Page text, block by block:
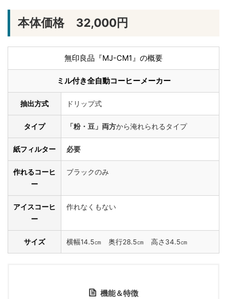
本体価格 32,000円
無印良品『MJ-CM1』の概要
ミル付き全自動コーヒーメーカー
抽出方式 ドリップ式
タイプ 「粉・豆」両方から淹れられるタイプ
紙フィルター 必要
作れるコーヒ
ー
ブラックのみ
アイスコーヒ
ー
作れなくもない
サイズ 横幅14.5㎝ 奥行28.5㎝ 高さ34.5㎝
機能＆特徴